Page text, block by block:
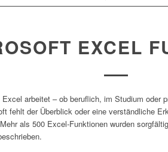
EXCEL
arbeitet – ob beruflich, im Studium oder
fehlt der Überblick oder eine verständliche
als 500 Excel-Funktionen wurden